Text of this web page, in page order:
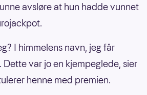
avsløre at hun hadde vunnet
I himmelens navn, jeg får
var jo en kjempeglede, sier
henne med premien.